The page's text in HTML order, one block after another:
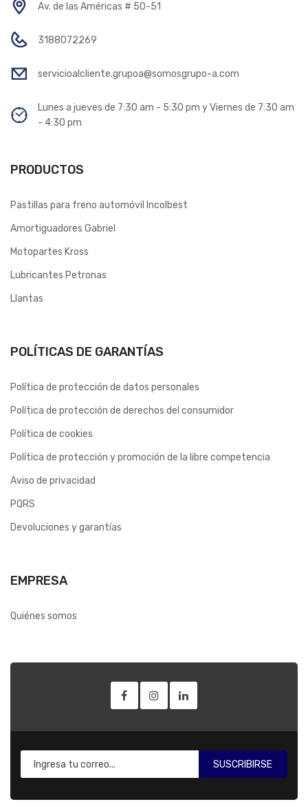
Av. de las Américas # 50-51
3188072269
servicioalcliente.grupoa@somosgrupo-a.com
Lunes a jueves de 7:30 am - 5:30 pm y Viernes de 7:30 am
- 4:30 pm
PRODUCTOS
Pastillas para freno automóvil Incolbest
Amortiguadores Gabriel
Motopartes Kross
Lubricantes Petronas
Llantas
POLÍTICAS DE GARANTÍAS
Política de protección de datos personales
Política de protección de derechos del consumidor
Política de cookies
Política de protección y promoción de la libre competencia
Aviso de privacidad
PQRS
Devoluciones y garantías
EMPRESA
Quiénes somos
SUSCRIBIRSE